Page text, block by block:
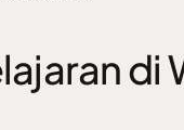
di